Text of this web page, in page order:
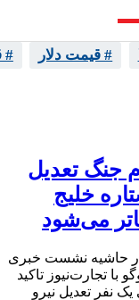
# قیمت دلار #
جنگ تعدیل
همتی ستاره خلیج
می‌شود
در حاشیه نشست خبری
تجارت‌نیوز تاکید
نفر تعدیل نیرو